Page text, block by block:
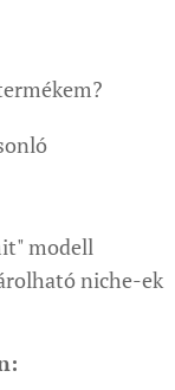
modell
niche-ek